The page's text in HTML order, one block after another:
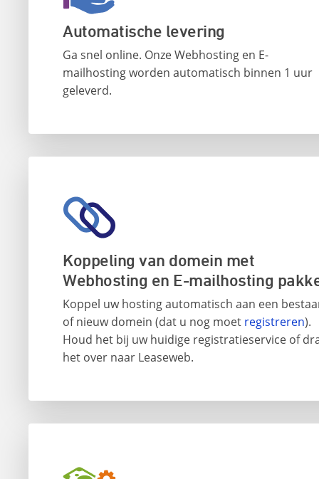
Automatische levering
Ga snel online. Onze Webhosting en E-
mailhosting worden automatisch binnen 1 uur
geleverd.
Koppeling van domein met
Webhosting en E-mailhosting
Koppel uw hosting automatisch aan een
of nieuw domein (dat u nog moet registreren).
Houd het bij uw huidige registratieservice of
het over naar Leaseweb.